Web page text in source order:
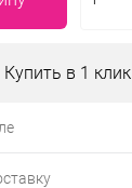
Купить в 1 клик